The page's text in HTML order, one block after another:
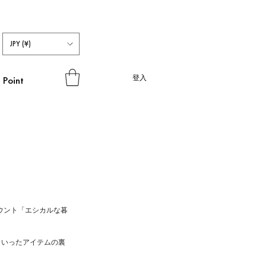
JPY (¥)
Point 登入
ント「エシカルな暮
ったアイテムの裏